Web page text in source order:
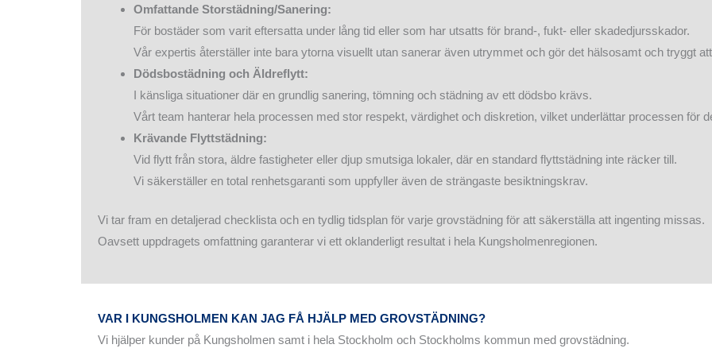
Omfattande Storstädning/Sanering:
För bostäder som varit eftersatta under lång tid eller som har utsatts för brand-, fukt- eller skadedjursskador.
Vår expertis återställer inte bara ytorna visuellt utan sanerar även utrymmet och gör det hälsosamt och tryggt
Dödsbostädning och Äldreflytt:
I känsliga situationer där en grundlig sanering, tömning och städning av ett dödsbo krävs.
Vårt team hanterar hela processen med stor respekt, värdighet och diskretion, vilket underlättar processen för
Krävande Flyttstädning:
Vid flytt från stora, äldre fastigheter eller djup smutsiga lokaler, där en standard flyttstädning inte räcker till.
Vi säkerställer en total renhetsgaranti som uppfyller även de strängaste besiktningskrav.
Vi tar fram en detaljerad checklista och en tydlig tidsplan för varje grovstädning för att säkerställa att ingenting missas.
Oavsett uppdragets omfattning garanterar vi ett oklanderligt resultat i hela Kungsholmenregionen.
VAR I KUNGSHOLMEN KAN JAG FÅ HJÄLP MED GROVSTÄDNING?
Vi hjälper kunder på Kungsholmen samt i hela Stockholm och Stockholms kommun med grovstädning.